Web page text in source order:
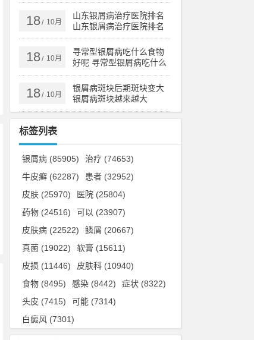
18/ 10月
山东银屑病治疗医院排名
山东银屑病治疗医院排名
榜
18/ 10月
寻常型银屑病吃什么食物
好呢 寻常型银屑病吃什么
药效果好
18/ 10月
银屑病斑块后期斑块变大
银屑病斑块越来越大
标签列表
银屑病 (85905) 治疗 (74653)
牛皮癣 (62287) 患者 (32952)
皮肤 (25970) 医院 (25804)
药物 (24516) 可以 (23907)
皮肤病 (22522) 鳞屑 (20667)
真菌 (19022) 软膏 (15611)
皮损 (11446) 皮肤科 (10940)
食物 (8495) 感染 (8442) 症状 (8322)
头皮 (7415) 可能 (7314)
白癜风 (7301)